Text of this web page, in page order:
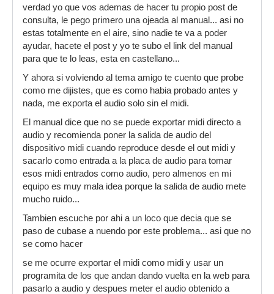
verdad yo que vos ademas de hacer tu propio post de
consulta, le pego primero una ojeada al manual... asi no
estas totalmente en el aire, sino nadie te va a poder
ayudar, hacete el post y yo te subo el link del manual
para que te lo leas, esta en castellano...
Y ahora si volviendo al tema amigo te cuento que probe
como me dijistes, que es como habia probado antes y
nada, me exporta el audio solo sin el midi.
El manual dice que no se puede exportar midi directo a
audio y recomienda poner la salida de audio del
dispositivo midi cuando reproduce desde el out midi y
sacarlo como entrada a la placa de audio para tomar
esos midi entrados como audio, pero almenos en mi
equipo es muy mala idea porque la salida de audio mete
mucho ruido...
Tambien escuche por ahi a un loco que decia que se
paso de cubase a nuendo por este problema... asi que no
se como hacer
se me ocurre exportar el midi como midi y usar un
programita de los que andan dando vuelta en la web para
pasarlo a audio y despues meter el audio obtenido a